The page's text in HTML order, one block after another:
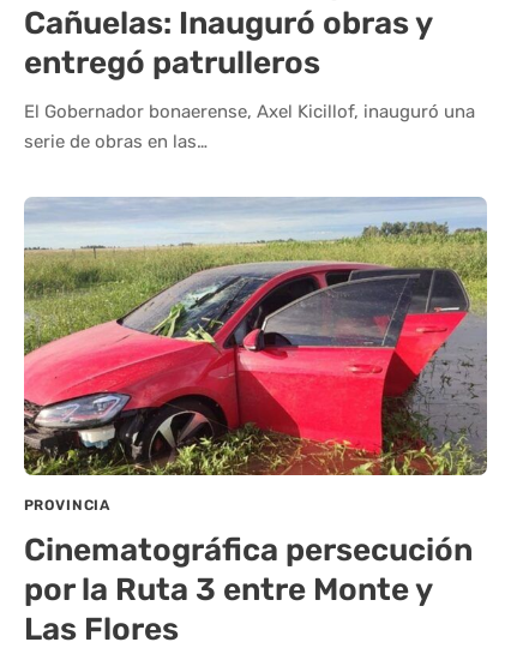
Cañuelas: Inauguró obras y
entregó patrulleros
El Gobernador bonaerense, Axel Kicillof, inauguró una
serie de obras en las…
PROVINCIA
Cinematográfica persecución
por la Ruta 3 entre Monte y
Las Flores